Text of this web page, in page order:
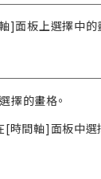
板上選擇中的畫
擇的畫格。
軸]面板中選